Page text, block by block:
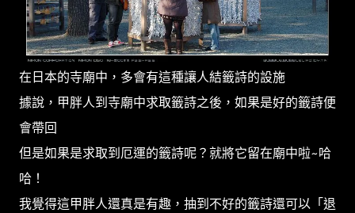
在日本的寺廟中，多會有這種讓人結籤詩的設施
據說，甲胖人到寺廟中求取籤詩之後，如果是好的籤詩便
會帶回
但是如果是求取到厄運的籤詩呢？就將它留在廟中啦~哈
哈！
我覺得這甲胖人還真是有趣，抽到不好的籤詩還可以「退